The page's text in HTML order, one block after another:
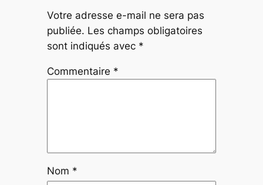
Votre adresse e-mail ne sera pas
publiée. Les champs obligatoires
sont indiqués avec *
Commentaire *
Nom *